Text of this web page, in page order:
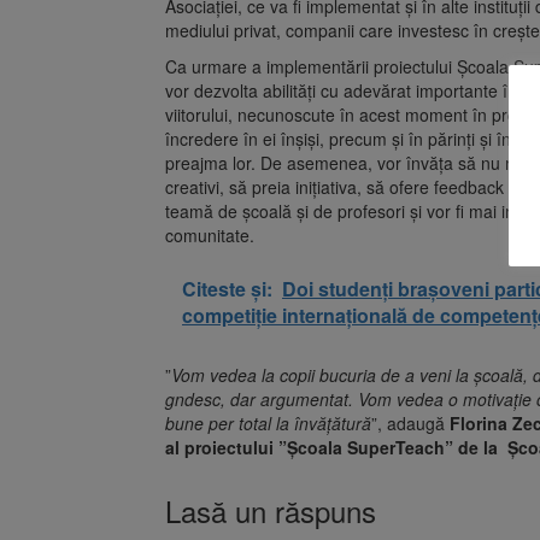
Asociației, ce va fi implementat și în alte
mediului privat, companii care investesc în
Ca urmare a implementării proiectului Școala
vor dezvolta abilități cu adevărat importante în
viitorului, necunoscute în acest moment în
încredere în ei înșiși, precum și în părinți și în
preajma lor. De asemenea, vor învăța să nu
creativi, să preia inițiativa, să ofere feedback
teamă de școală și de profesori și vor fi mai
comunitate.
Citeste și: Doi studenți brașoveni
competiție internațională de
”Vom vedea la copii bucuria de a veni la
gndesc, dar argumentat. Vom vedea o
bune per total la învățătură”, adaugă Florina
al proiectului ”Școala SuperTeach” de la
Lasă un răspuns